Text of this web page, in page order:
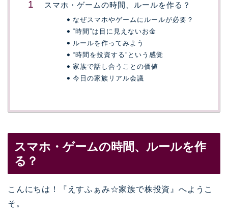
スマホ・ゲームの時間、ルールを作る？
なぜスマホやゲームにルールが必要？
“時間”は目に見えないお金
ルールを作ってみよう
“時間を投資する”という感覚
家族で話し合うことの価値
今日の家族リアル会議
スマホ・ゲームの時間、ルールを作
る？
こんにちは！『えすふぁみ☆家族で株投資』へようこ
そ。